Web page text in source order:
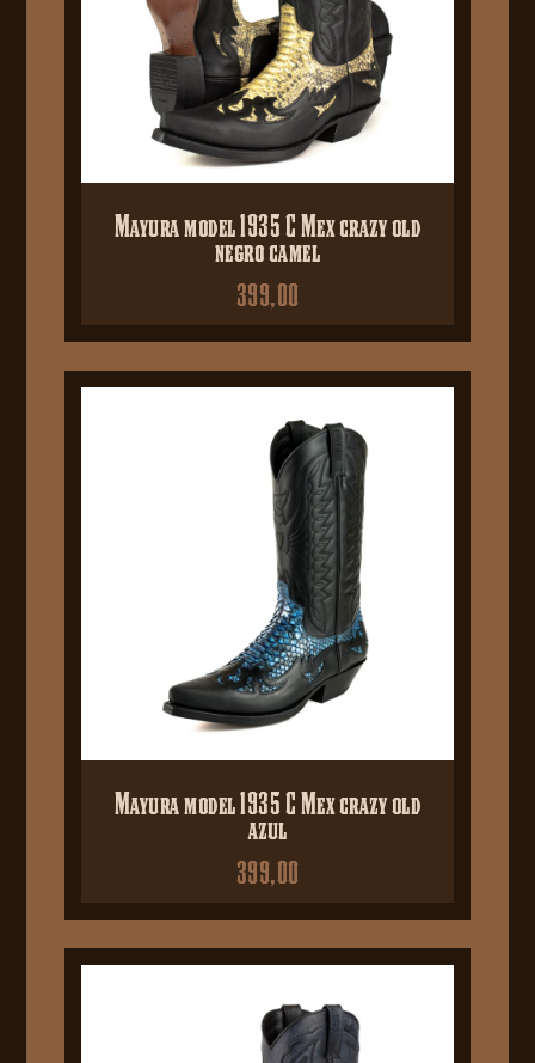
Mayura model 1935 C Mex crazy old
negro camel
399,00
Mayura model 1935 C Mex crazy old
azul
399,00